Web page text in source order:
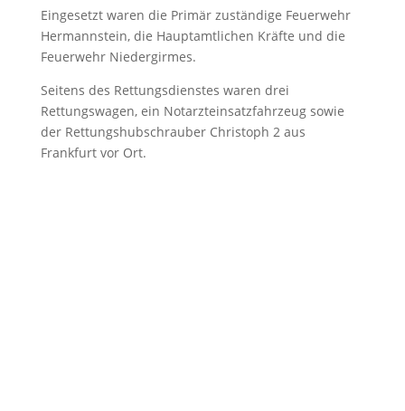
Eingesetzt waren die Primär zuständige Feuerwehr
Hermannstein, die Hauptamtlichen Kräfte und die
Feuerwehr Niedergirmes.
Seitens des Rettungsdienstes waren drei
Rettungswagen, ein Notarzteinsatzfahrzeug sowie
der Rettungshubschrauber Christoph 2 aus
Frankfurt vor Ort.